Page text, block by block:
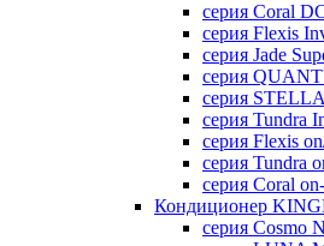
серия Coral
серия Flexis
серия Jade
серия
серия
серия Tundra
серия Flexis
серия Tundra
серия Coral
Кондиционер
серия Cosmo